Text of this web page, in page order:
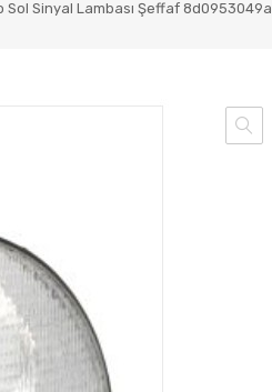
Sol Sinyal Lambası Şeffaf 8d0953049a